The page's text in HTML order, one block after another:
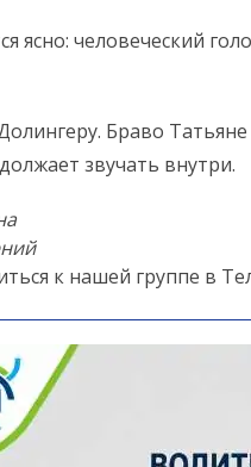
ясно: человеческий
Браво
звучать внутри.
к нашей группе в